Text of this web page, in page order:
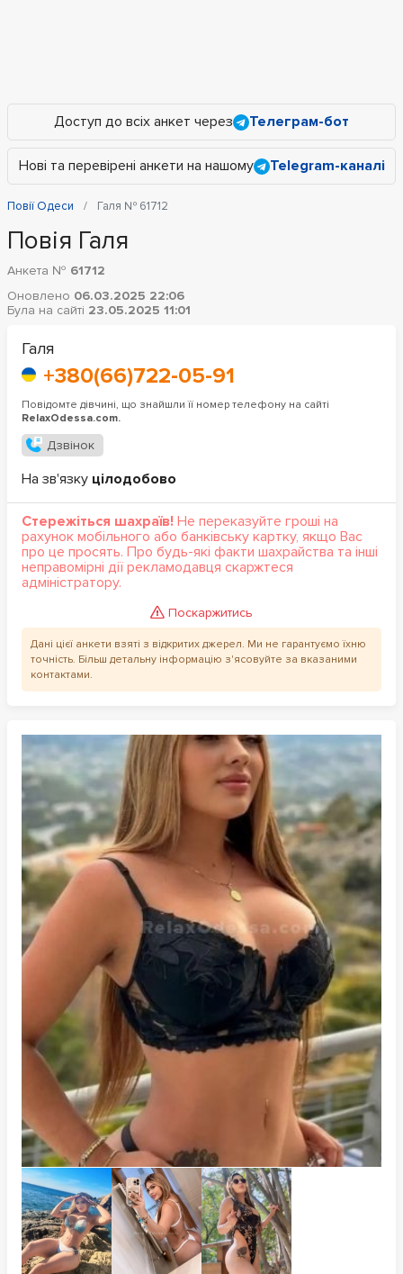
Доступ до всіх анкет через Телеграм-бот
Нові та перевірені анкети на нашому Telegram-каналі
Повії Одеси Галя № 61712
Повія Галя
Анкета № 61712
Оновлено 06.03.2025 22:06
Була на сайті 23.05.2025 11:01
Галя
+380(66)722-05-91
Повідомте дівчині, що знайшли її номер телефону на сайті
RelaxOdessa.com.
Дзвінок
На зв'язку цілодобово
Стережіться шахраїв! Не переказуйте гроші на
рахунок мобільного або банківську картку, якщо Вас
про це просять. Про будь-які факти шахрайства та інші
неправомірні дії рекламодавця скаржтеся
адміністратору.
Поскаржитись
Дані цієї анкети взяті з відкритих джерел. Ми не гарантуємо їхню
точність. Більш детальну інформацію з'ясовуйте за вказаними
контактами.